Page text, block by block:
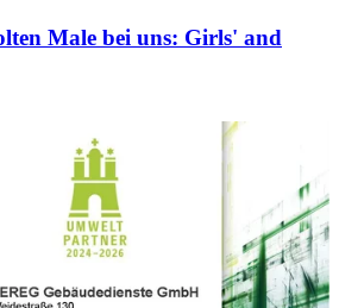
Male bei uns: Girls' and